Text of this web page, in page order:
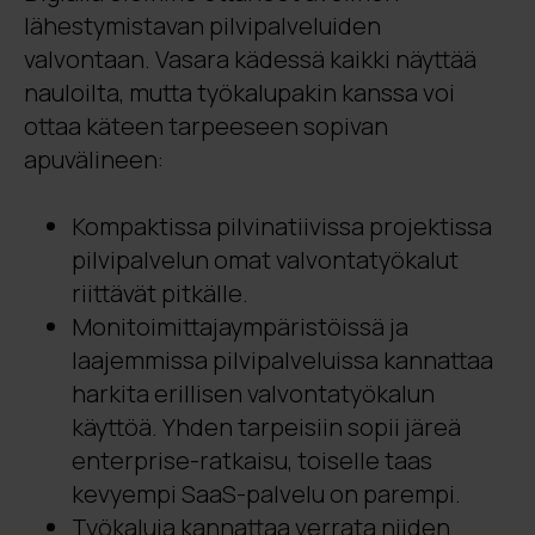
lähestymistavan pilvipalveluiden
valvontaan. Vasara kädessä kaikki näyttää
nauloilta, mutta työkalupakin kanssa voi
ottaa käteen tarpeeseen sopivan
apuvälineen:
Kompaktissa pilvinatiivissa projektissa
pilvipalvelun omat valvontatyökalut
riittävät pitkälle.
Monitoimittajaympäristöissä ja
laajemmissa pilvipalveluissa kannattaa
harkita erillisen valvontatyökalun
käyttöä. Yhden tarpeisiin sopii järeä
enterprise-ratkaisu, toiselle taas
kevyempi SaaS-palvelu on parempi.
Työkaluja kannattaa verrata niiden